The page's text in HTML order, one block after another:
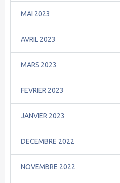
MAI 2023
AVRIL 2023
MARS 2023
FEVRIER 2023
JANVIER 2023
DECEMBRE 2022
NOVEMBRE 2022